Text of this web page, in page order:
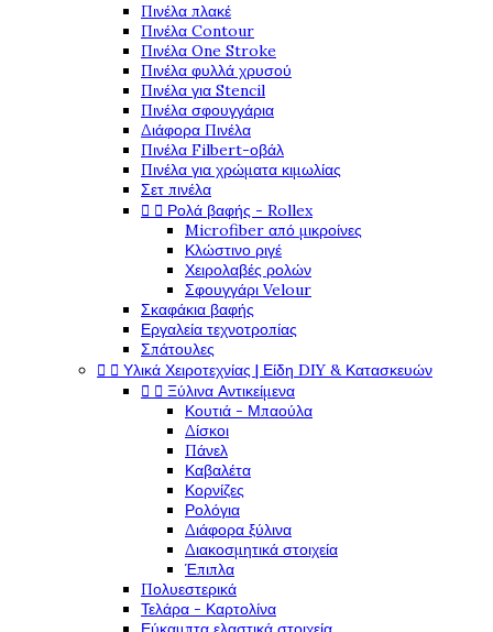
Πινέλα πλακέ
Πινέλα Contour
Πινέλα One Stroke
Πινέλα φυλλά χρυσού
Πινέλα για Stencil
Πινέλα σφουγγάρια
Διάφορα Πινέλα
Πινέλα Filbert-οβάλ
Πινέλα για χρώματα κιμωλίας
Σετ πινέλα
  Ρολά βαφής - Rollex
Microfiber από μικροίνες
Κλώστινο ριγέ
Χειρολαβές ρολών
Σφουγγάρι Velour
Σκαφάκια βαφής
Εργαλεία τεχνοτροπίας
Σπάτουλες
  Υλικά Χειροτεχνίας | Είδη DIY & Κατασκευών
  Ξύλινα Αντικείμενα
Κουτιά - Μπαούλα
Δίσκοι
Πάνελ
Καβαλέτα
Κορνίζες
Ρολόγια
Διάφορα ξύλινα
Διακοσμητικά στοιχεία
Έπιπλα
Πολυεστερικά
Τελάρα - Καρτολίνα